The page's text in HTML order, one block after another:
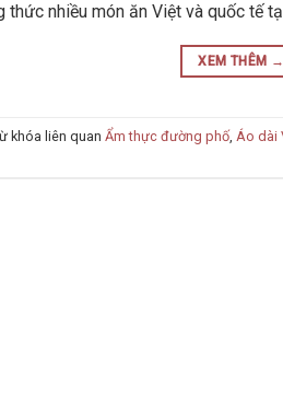
nhiều món ăn Việt và quốc tế
XEM THÊM →
khóa liên quan Ẩm thực đường phố, Áo dài